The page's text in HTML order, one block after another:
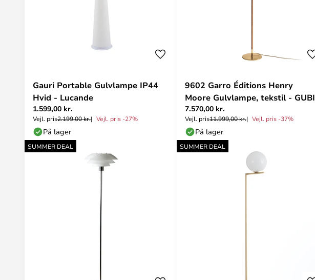
Gauri Portable Gulvlampe IP44
Hvid - Lucande
1.599,00 kr.
Vejl. pris2.199,00 kr. Vejl. pris -27%
På lager
9602 Garro Éditions Henry
Moore Gulvlampe, tekstil - GUBI
7.570,00 kr.
Vejl. pris11.999,00 kr. Vejl. pris -37%
På lager
SUMMER DEAL SUMMER DEAL